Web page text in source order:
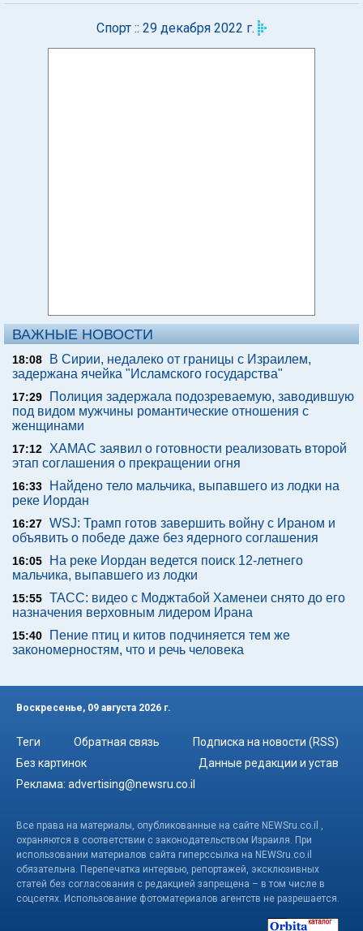
Спорт :: 29 декабря 2022 г.
ВАЖНЫЕ НОВОСТИ
18:08
В Сирии, недалеко от границы с Израилем,
задержана ячейка "Исламского государства"
17:29
Полиция задержала подозреваемую, заводившую
под видом мужчины романтические отношения с
женщинами
17:12
ХАМАС заявил о готовности реализовать второй
этап соглашения о прекращении огня
16:33
Найдено тело мальчика, выпавшего из лодки на
реке Иордан
16:27 WSJ: Трамп готов завершить войну с Ираном и
объявить о победе даже без ядерного соглашения
16:05
На реке Иордан ведется поиск 12-летнего
мальчика, выпавшего из лодки
15:55 ТАСС: видео с Моджтабой Хаменеи снято до его
назначения верховным лидером Ирана
15:40
Пение птиц и китов подчиняется тем же
закономерностям, что и речь человека
Воскресенье, 09 августа 2026 г.
Теги Обратная связь
Подписка на новости (RSS)
Без картинок
Данные редакции и устав
Реклама: advertising@newsru.co.il
Все права на материалы, опубликованные на сайте NEWSru.co.il ,
охраняются в соответствии с законодательством Израиля. При
использовании материалов сайта гиперссылка на NEWSru.co.il
обязательна. Перепечатка интервью, репортажей, эксклюзивных
статей без согласования с редакцией запрещена – в том числе в
соцсетях. Использование фотоматериалов агентств не разрешается.